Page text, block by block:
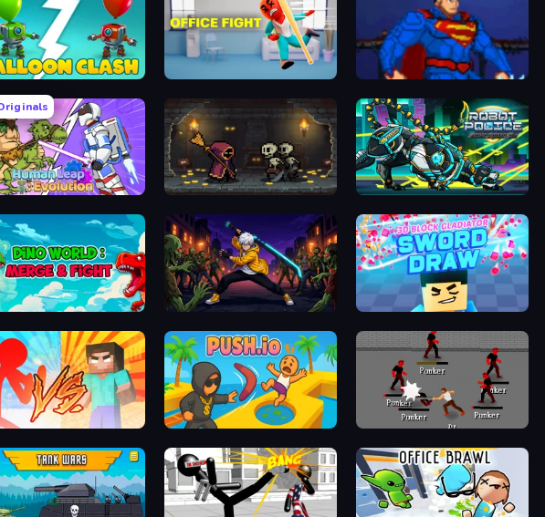
Clash Injustice Gods Among Us
Leap: Evolution Lost Dungeon Robot Police Iron Panther
World: Merge & Fight Sword Master: Shadow Hunter
Red Stickman vs Monster School Push.io Royal City Clashers 2